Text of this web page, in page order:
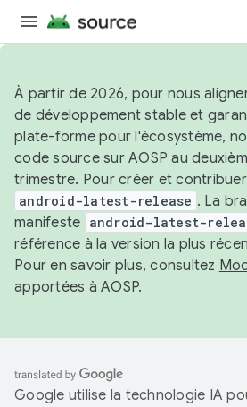
À partir de 2026, pour nous
de développement stable et
plate-forme pour l'écosystème,
code source sur AOSP au
trimestre. Pour créer et contribuer
android-latest-release . La
manifeste android-latest-
référence à la version la plus
Pour en savoir plus, consultez
apportées à AOSP.
Google utilise la technologie IA